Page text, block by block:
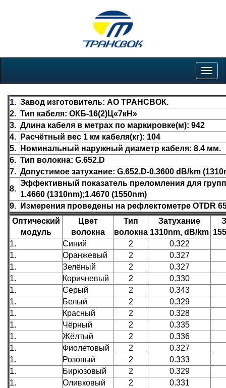
1. Завод изготовитель: АО ТРАНСВОК.
2. Тип кабеля: ОКБ-16(2)Ц«7кН»
3. Длина кабеля в метрах по маркировке(м): 942
4.
Расчётный вес 1 км кабеля(кг): 104
5.
Номинальный наружный диаметр кабеля: 8.4 мм.
6. Тип волокна: G.652.D
7. Допустимое затухание: G.652.D-0.3600 dB/km
8.
Эффективный показатель преломления для
1.4660 (1310nm);1.4670 (1550nm)
9.
Измерения проведены на рефлектометре OTDR
Оптический
модуль
Цвет
волокна
Тип
волокна
Затухание
1310nm, dB/km
1.
Синий 2
0.322
1.
Оранжевый 2
0.327
1.
Зелёный 2
0.327
1.
Коричневый 2
0.330
1.
Серый 2
0.343
1.
Белый 2
0.329
1.
Красный 2
0.328
1.
Чёрный 2
0.335
1.
Жёлтый 2
0.336
1.
Фиолетовый 2
0.327
1.
Розовый 2
0.333
1.
Бирюзовый 2
0.329
1.
Оливковый 2
0.331